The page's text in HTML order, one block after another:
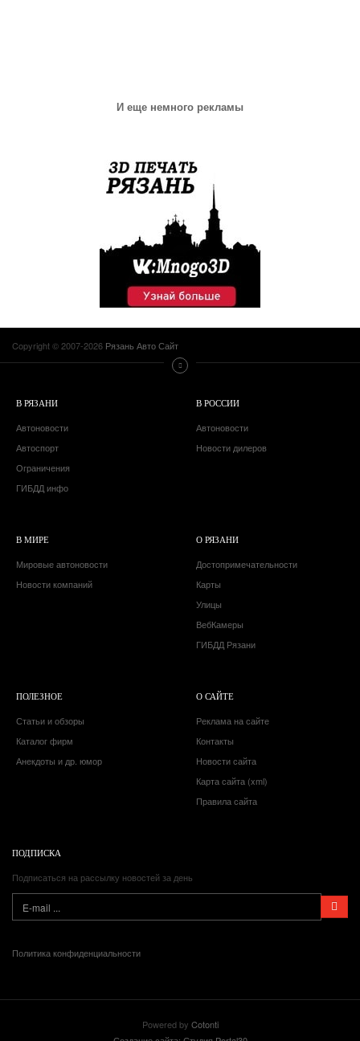
И еще немного рекламы
Copyright © 2007-2026 Рязань Авто Сайт
В РЯЗАНИ
Автоновости
Автоспорт
Ограничения
ГИБДД инфо
В РОССИИ
Автоновости
Новости дилеров
В МИРЕ
Мировые автоновости
Новости компаний
О РЯЗАНИ
Достопримечательности
Карты
Улицы
ВебКамеры
ГИБДД Рязани
ПОЛЕЗНОЕ
Статьи и обзоры
Каталог фирм
Анекдоты и др. юмор
О САЙТЕ
Реклама на сайте
Контакты
Новости сайта
Карта сайта (xml)
Правила сайта
ПОДПИСКА
Подписаться на рассылку новостей за день
Политика конфиденциальности
Powered by Cotonti